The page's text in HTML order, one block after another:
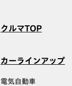
クルマTOP
カーラインアップ
電気自動車